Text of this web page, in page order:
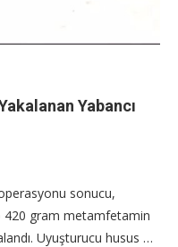
Yabancı
sonucu,
420 gram metamfetamin
Uyuşturucu husus …